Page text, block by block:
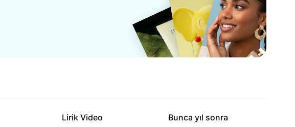
3,3 B
Lirik Video 3,1 B
Bunca yıl sonra